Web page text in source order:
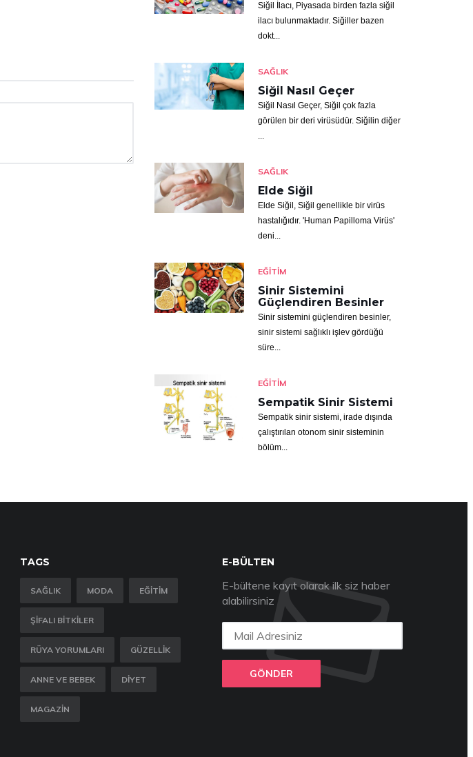
Siğil İlacı, Piyasada birden fazla siğil
ilacı bulunmaktadır. Siğiller bazen
dokt...
SAĞLIK
Siğil Nasıl Geçer
Siğil Nasıl Geçer, Siğil çok fazla
görülen bir deri virüsüdür. Siğilin diğer
...
SAĞLIK
Elde Siğil
Elde Siğil, Siğil genellikle bir virüs
hastalığıdır. 'Human Papilloma Virüs'
deni...
EĞITIM
Sinir Sistemini
Güçlendiren Besinler
Sinir sistemini güçlendiren besinler,
sinir sistemi sağlıklı işlev gördüğü
süre...
EĞITIM
Sempatik Sinir Sistemi
Sempatik sinir sistemi, irade dışında
çalıştırılan otonom sinir sisteminin
bölüm...
TAGS
SAĞLIK MODA EĞITIM
ŞIFALI BITKILER
RÜYA YORUMLARI GÜZELLIK
ANNE VE BEBEK DIYET
MAGAZIN
E-BÜLTEN
E-bültene kayıt olarak ilk siz haber
alabilirsiniz
GÖNDER